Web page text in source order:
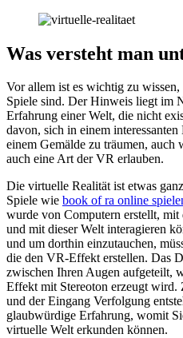
Was versteht man
Vor allem ist es wichtig zu
Spiele sind. Der Hinweis liegt im
Erfahrung einer Welt, die nicht
davon, sich in einem
einem Gemälde zu träumen, auch
auch eine Art der VR erlauben.
Die virtuelle Realität ist etwas
Spiele wie book of ra online
wurde von Computern erstellt,
und mit dieser Welt interagieren
und um dorthin einzutauchen,
die den VR-Effekt erstellen. Das
zwischen Ihren Augen aufgeteilt,
Effekt mit Stereoton erzeugt wird.
und der Eingang Verfolgung
glaubwürdige Erfahrung, womit
virtuelle Welt erkunden können.